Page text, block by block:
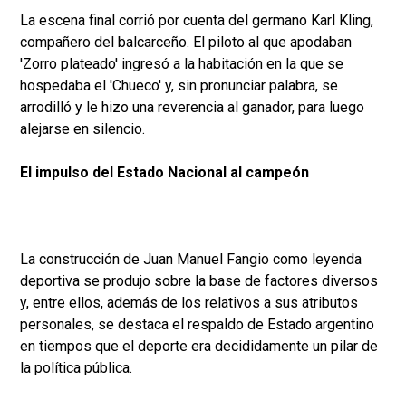
La escena final corrió por cuenta del germano Karl Kling,
compañero del balcarceño. El piloto al que apodaban
'Zorro plateado' ingresó a la habitación en la que se
hospedaba el 'Chueco' y, sin pronunciar palabra, se
arrodilló y le hizo una reverencia al ganador, para luego
alejarse en silencio.
El impulso del Estado Nacional al campeón
La construcción de Juan Manuel Fangio como leyenda
deportiva se produjo sobre la base de factores diversos
y, entre ellos, además de los relativos a sus atributos
personales, se destaca el respaldo de Estado argentino
en tiempos que el deporte era decididamente un pilar de
la política pública.